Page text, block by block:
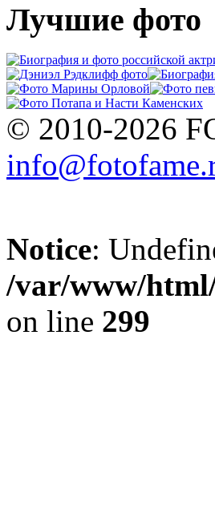
Лучшие фото
© 2010-2026
Notice:
/var/www/
on line 299